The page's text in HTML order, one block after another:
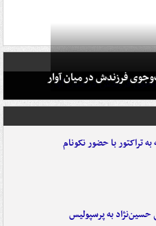
فرزندش در میان آوار
تراکتور با حضور نکونام
حسین‌نژاد به پرسپولیس